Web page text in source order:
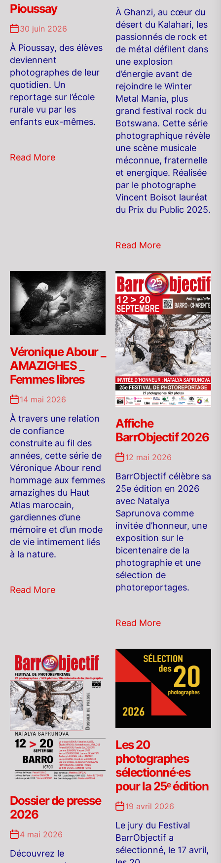
Pioussay
30 juin 2026
À Pioussay, des élèves
deviennent
photographes de leur
quotidien. Un
reportage sur l’école
rurale vu par les
enfants eux-mêmes.
Read More
À Ghanzi, au cœur du
désert du Kalahari, les
passionnés de rock et
de métal défilent dans
une explosion
d’énergie avant de
rejoindre le Winter
Metal Mania, plus
grand festival rock du
Botswana. Cette série
photographique révèle
une scène musicale
méconnue, fraternelle
et energique. Réalisée
par le photographe
Vincent Boisot lauréat
du Prix du Public 2025.
Read More
Véronique Abour _
AMAZIGHES _
Femmes libres
14 mai 2026
À travers une relation
de confiance
construite au fil des
années, cette série de
Véronique Abour rend
hommage aux femmes
amazighes du Haut
Atlas marocain,
gardiennes d’une
mémoire et d’un mode
de vie intimement liés
à la nature.
Read More
Affiche
BarrObjectif 2026
12 mai 2026
BarrObjectif célèbre sa
25e édition en 2026
avec Natalya
Saprunova comme
invitée d’honneur, une
exposition sur le
bicentenaire de la
photographie et une
sélection de
photoreportages.
Read More
Dossier de presse
2026
4 mai 2026
Découvrez le
Les 20
photographes
sélectionné·es
pour la 25ᵉ édition
19 avril 2026
Le jury du Festival
BarrObjectif a
sélectionné, le 17 avril,